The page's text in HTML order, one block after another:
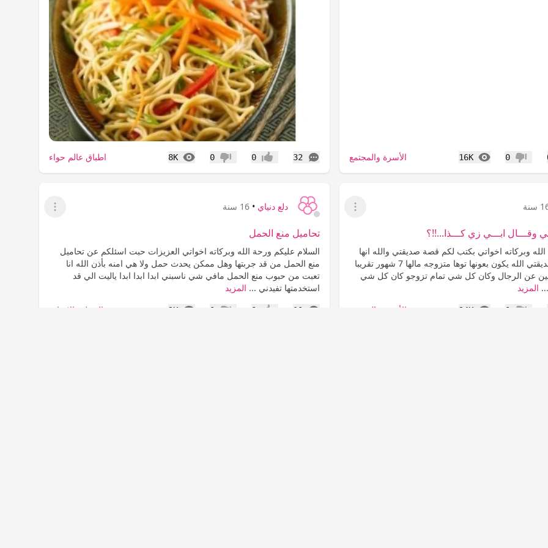
عدم إعجاب
0
16K
المشاهدات الأسرة والمجتمع 32
التعليقات إعجاب0 عدم إعجاب
0
8K
المشاهدات اطباق عالم حواء
سنة
عرض القائمة
وقـــال ابـــي زي كـــذا...!!؟
وبركاته اخواتي بكتب لكم قصة صديقتي والله انها
اليوم قطعت قلبي صديقتي الله يكون بعونها توها متزوجه مالها 7 شهور تقريبا
عن الرجال وكان كل شي تمام تزوجو كان كل شي
المزيد
0
24K
المشاهدات الأسرة والمجتمع
دلع دنياي • 16 سنة
عرض القائمة
تحاميل منع الحمل
السلام عليكم ورحة الله وبركاته اخواتي العزيزات حبت اسئلكم عن تحاميل
منع الحمل من قد جربتها وهل ممكن يحدث حمل ولا هي امنه بأذن الله انا
تعبت من حبوب منع الحمل مافي شي ناسبني ابدا ابدا ابدا ياليت الي قد
استخدمتها تفيدني ... المزيد
10
التعليقات 0
0
2K
المشاهدات الحمل والإنجاب